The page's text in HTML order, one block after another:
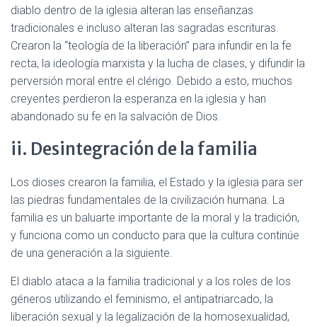
diablo dentro de la iglesia alteran las enseñanzas
tradicionales e incluso alteran las sagradas escrituras.
Crearon la “teología de la liberación” para infundir en la fe
recta, la ideología marxista y la lucha de clases, y difundir la
perversión moral entre el clérigo. Debido a esto, muchos
creyentes perdieron la esperanza en la iglesia y han
abandonado su fe en la salvación de Dios.
ii. Desintegración de la familia
Los dioses crearon la familia, el Estado y la iglesia para ser
las piedras fundamentales de la civilización humana. La
familia es un baluarte importante de la moral y la tradición,
y funciona como un conducto para que la cultura continúe
de una generación a la siguiente.
El diablo ataca a la familia tradicional y a los roles de los
géneros utilizando el feminismo, el antipatriarcado, la
liberación sexual y la legalización de la homosexualidad,